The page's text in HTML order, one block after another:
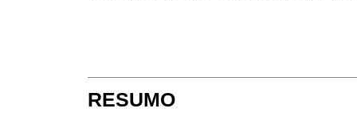
RESUMO